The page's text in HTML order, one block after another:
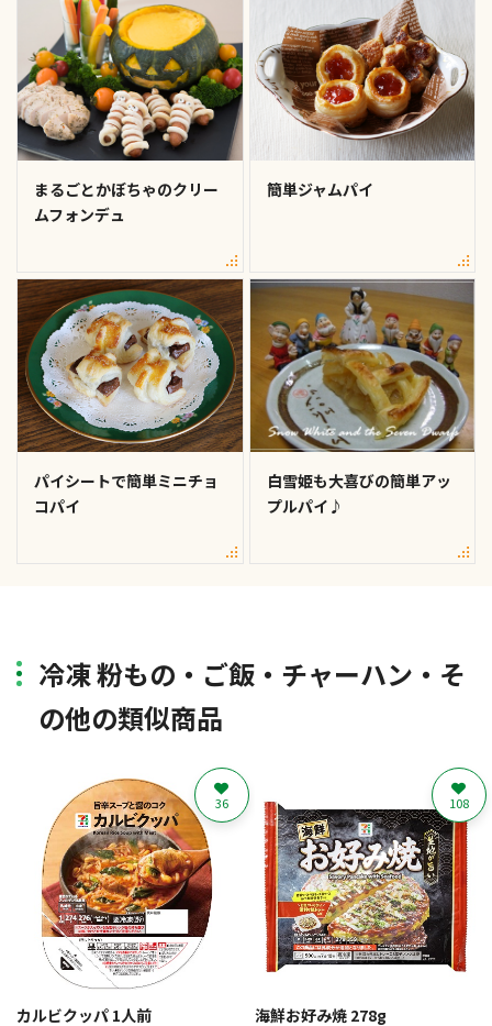
まるごとかぼちゃのクリー
ムフォンデュ
簡単ジャムパイ
パイシートで簡単ミニチョ
コパイ
白雪姫も大喜びの簡単アッ
プルパイ♪
冷凍 粉もの・ご飯・チャーハン・そ
の他の類似商品
カルビクッパ 1人前
36
海鮮お好み焼 278g
108